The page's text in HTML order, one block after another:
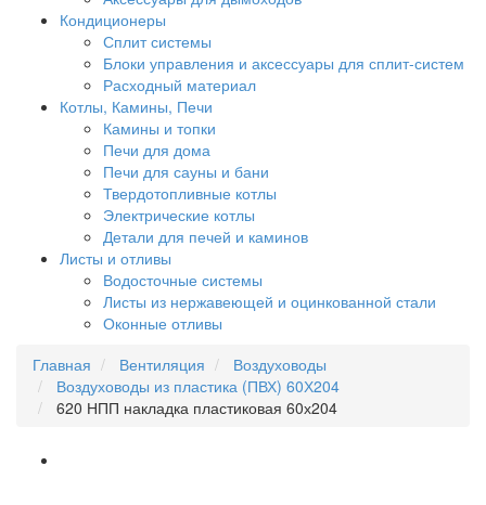
Кондиционеры
Сплит системы
Блоки управления и аксессуары для сплит-систем
Расходный материал
Котлы, Камины, Печи
Камины и топки
Печи для дома
Печи для сауны и бани
Твердотопливные котлы
Электрические котлы
Детали для печей и каминов
Листы и отливы
Водосточные системы
Листы из нержавеющей и оцинкованной стали
Оконные отливы
Главная
Вентиляция
Воздуховоды
Воздуховоды из пластика (ПВХ) 60Х204
620 НПП накладка пластиковая 60х204